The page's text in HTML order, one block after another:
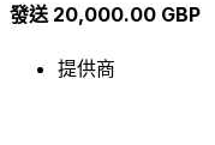
發送 20,000.00 GBP
提供商